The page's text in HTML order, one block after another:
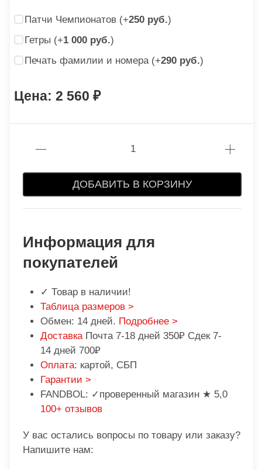
Патчи Чемпионатов (+250 руб.)
Гетры (+1 000 руб.)
Печать фамилии и номера (+290 руб.)
2 560
ДОБАВИТЬ В КОРЗИНУ
Информация для
покупателей
✓ Товар в наличии!
Таблица размеров >
Обмен: 14 дней. Подробнее >
Доставка Почта 7-18 дней 350₽ Сдек 7-
14 дней 700₽
Оплата: картой, СБП
Гарантии >
FANDBOL: ✓проверенный магазин ★ 5,0
100+ отзывов
У вас остались вопросы по товару или заказу?
Напишите нам: